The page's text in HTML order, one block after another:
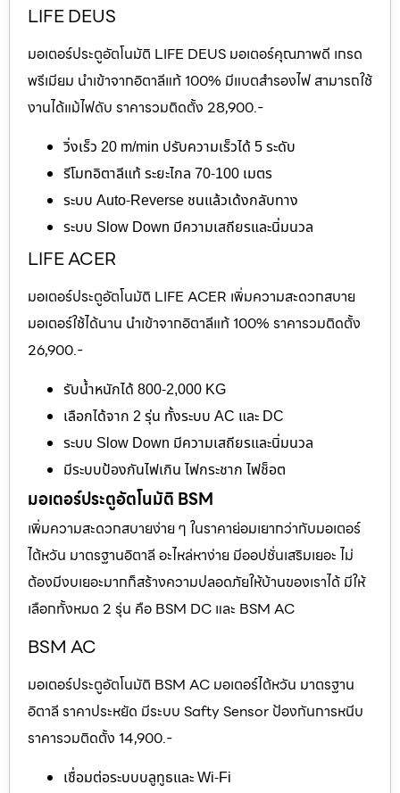
LIFE DEUS
มอเตอร์ประตูอัตโนมัติ LIFE DEUS มอเตอร์คุณภาพดี เกรด
พรีเมียม นำเข้าจากอิตาลีแท้ 100% มีแบตสำรองไฟ สามารถใช้
งานได้แม้ไฟดับ ราคารวมติดตั้ง 28,900.-
วิ่งเร็ว 20 m/min ปรับความเร็วได้ 5 ระดับ
รีโมทอิตาลีแท้ ระยะไกล 70-100 เมตร
ระบบ Auto-Reverse ชนแล้วเด้งกลับทาง
ระบบ Slow Down มีความเสถียรและนิ่มนวล
LIFE ACER
มอเตอร์ประตูอัตโนมัติ LIFE ACER เพิ่มความสะดวกสบาย
มอเตอร์ใช้ได้นาน นำเข้าจากอิตาลีแท้ 100% ราคารวมติดตั้ง
26,900.-
รับน้ำหนักได้ 800-2,000 KG
เลือกได้จาก 2 รุ่น ทั้งระบบ AC และ DC
ระบบ Slow Down มีความเสถียรและนิ่มนวล
มีระบบป้องกันไฟเกิน ไฟกระชาก ไฟช็อต
มอเตอร์ประตูอัตโนมัติ BSM
เพิ่มความสะดวกสบายง่าย ๆ ในราคาย่อมเยากว่ากับมอเตอร์
ไต้หวัน มาตรฐานอิตาลี อะไหล่หาง่าย มีออปชั่นเสริมเยอะ ไม่
ต้องมีงบเยอะมากก็สร้างความปลอดภัยให้บ้านของเราได้ มีให้
เลือกทั้งหมด 2 รุ่น คือ BSM DC และ BSM AC
BSM AC
มอเตอร์ประตูอัตโนมัติ BSM AC มอเตอร์ไต้หวัน มาตรฐาน
อิตาลี ราคาประหยัด มีระบบ Safty Sensor ป้องกันการหนีบ
ราคารวมติดตั้ง 14,900.-
เชื่อมต่อระบบบลูทูธและ Wi-Fi